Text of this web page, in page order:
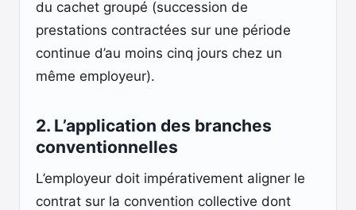
du cachet groupé (succession de
prestations contractées sur une période
continue d’au moins cinq jours chez un
même employeur).
2. L’application des branches
conventionnelles
L’employeur doit impérativement aligner le
contrat sur la convention collective dont